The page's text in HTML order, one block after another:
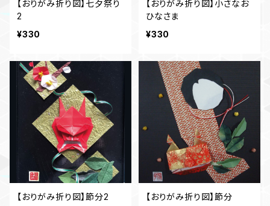
【おりがみ折り図】七夕祭り
2
¥330
【おりがみ折り図】小さなお
ひなさま
¥330
【おりがみ折り図】節分2
【おりがみ折り図】節分